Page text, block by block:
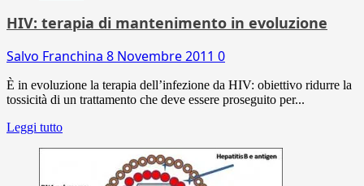
HIV: terapia di mantenimento in evoluzione
Salvo Franchina 8 Novembre 2011 0
È in evoluzione la terapia dell’infezione da HIV: obiettivo ridurre la
tossicità di un trattamento che deve essere proseguito per...
Leggi tutto